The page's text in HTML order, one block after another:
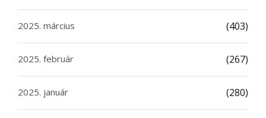
2025. március (403)
2025. február (267)
2025. január (280)